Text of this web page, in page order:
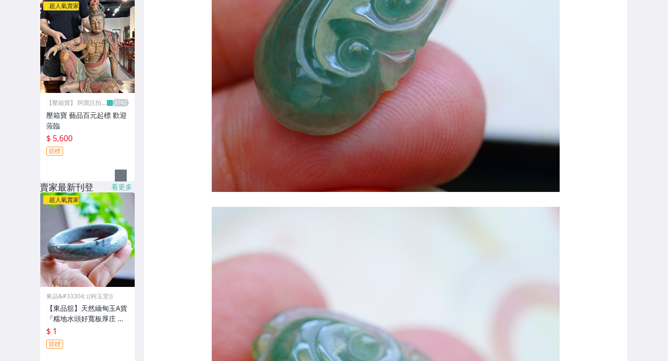
超人氣賣家
【壓箱寶】 阿寶託拍
壓箱寶 藝品百元起標 歡迎
蒞臨
$ 5,600
競標
賣家最新刊登 看更多
超人氣賣家
東品&#33304; ((柯玉堂))
【東品舘】天然緬甸玉A貨
『糯地水頭好寬板厚庄 墨
花青』翡翠玉鐲 #19.9(61.
$ 1
競標